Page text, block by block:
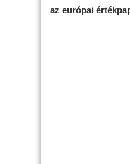
az európai